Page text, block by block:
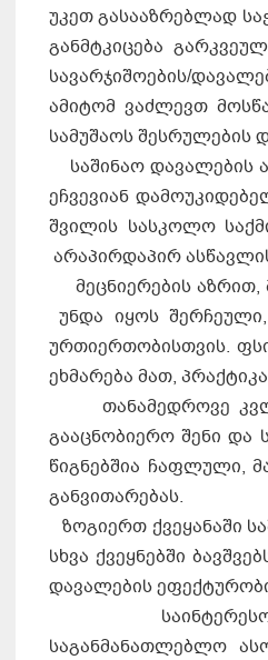
უკეთ გასააზრებლად
განმტკიცება
სავარჯიშოების/
ამიტომ ვაძლევთ
სამუშაოს შესრულების
საშინაო დავალების
ეჩვევიან
შვილის სასკოლო
არაპირდაპირ
მეცნიერების აზრით,
უნდა იყოს
ურთიერთობისთვის.
ეხმარება მათ,
თანამედროვე
გააცნობიერო შენი და
წიგნებშია ჩაფლული,
განვითარებას.
ზო­გი­ერთ ქვე­ყა­ნა­ში
სხვა ქვეყ­ნებ­ში
და­ვა­ლე­ბის
საინტერესოა,
საგანმანათლებლო